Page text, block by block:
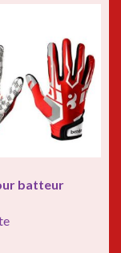
batteur